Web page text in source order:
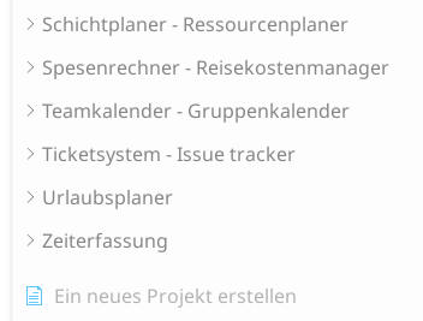
Schichtplaner - Ressourcenplaner
Spesenrechner - Reisekostenmanager
Teamkalender - Gruppenkalender
Ticketsystem - Issue tracker
Urlaubsplaner
Zeiterfassung
Ein neues Projekt erstellen